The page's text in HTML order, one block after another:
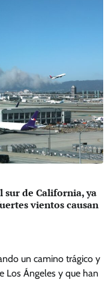
sur de California, ya
vientos causan
un camino trágico y
Los Ángeles y que han